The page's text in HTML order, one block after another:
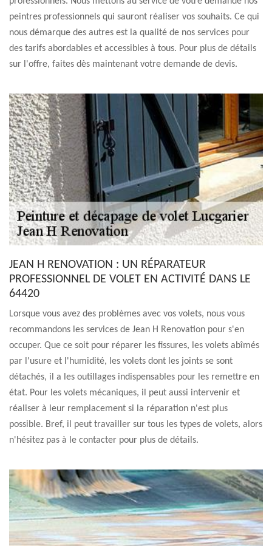
peintres professionnels qui sauront réaliser vos souhaits. Ce qui
nous démarque des autres est la qualité de nos services pour
des tarifs abordables et accessibles à tous. Pour plus de détails
sur l'offre, faites dès maintenant votre demande de devis.
JEAN H RENOVATION : UN RÉPARATEUR
PROFESSIONNEL DE VOLET EN ACTIVITÉ DANS LE
64420
Lorsque vous avez des problèmes avec vos volets, nous vous
recommandons les services de Jean H Renovation pour s'en
occuper. Que ce soit pour réparer les fissures, les volets abîmés
par l'usure et l'humidité, les volets dont les joints se sont
détachés, il a les outillages indispensables pour les remettre en
état. Pour les volets mécaniques, il peut aussi intervenir et
réaliser à leur remplacement si la réparation n'est plus
possible. Bref, il peut travailler sur tous les types de volets, alors
n'hésitez pas à le contacter pour plus de détails.